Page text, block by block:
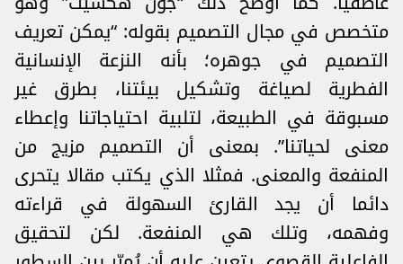
متخصص في مجال التصميم بقوله: “يمكن تعريف
التصميم في جوهره؛ بأنه النزعة الإنسانية
الفطرية لصياغة وتشكيل بيئتنا، بطرق غير
مسبوقة في الطبيعة، لتلبية احتياجاتنا وإعطاء
معنى لحياتنا”. بمعنى أن التصميم مزيج من
المنفعة والمعنى. فمثلا الذي يكتب مقالا يتحرى
دائما أن يجد القارئ السهولة في قراءته
وفهمه، وتلك هي المنفعة. لكن لتحقيق